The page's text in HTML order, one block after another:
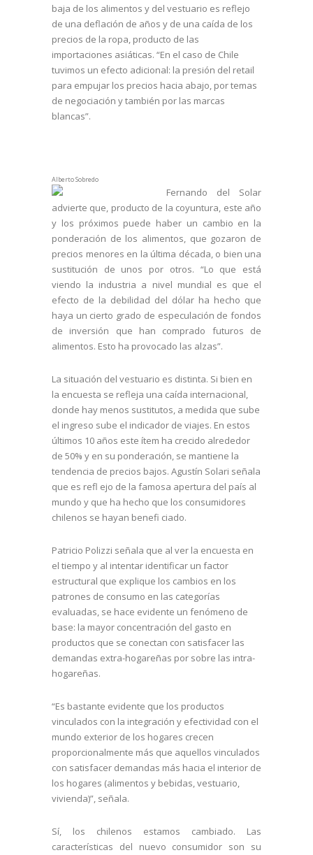
baja de los alimentos y del vestuario es reflejo
de una deflación de años y de una caída de los
precios de la ropa, producto de las
importaciones asiáticas. “En el caso de Chile
tuvimos un efecto adicional: la presión del retail
para empujar los precios hacia abajo, por temas
de negociación y también por las marcas
blancas”.
Alberto Sobredo
Fernando del Solar
advierte que, producto de la coyuntura, este año
y los próximos puede haber un cambio en la
ponderación de los alimentos, que gozaron de
precios menores en la última década, o bien una
sustitución de unos por otros. “Lo que está
viendo la industria a nivel mundial es que el
efecto de la debilidad del dólar ha hecho que
haya un cierto grado de especulación de fondos
de inversión que han comprado futuros de
alimentos. Esto ha provocado las alzas”.
La situación del vestuario es distinta. Si bien en
la encuesta se refleja una caída internacional,
donde hay menos sustitutos, a medida que sube
el ingreso sube el indicador de viajes. En estos
últimos 10 años este ítem ha crecido alrededor
de 50% y en su ponderación, se mantiene la
tendencia de precios bajos. Agustín Solari señala
que es refl ejo de la famosa apertura del país al
mundo y que ha hecho que los consumidores
chilenos se hayan benefi ciado.
Patricio Polizzi señala que al ver la encuesta en
el tiempo y al intentar identificar un factor
estructural que explique los cambios en los
patrones de consumo en las categorías
evaluadas, se hace evidente un fenómeno de
base: la mayor concentración del gasto en
productos que se conectan con satisfacer las
demandas extra-hogareñas por sobre las intra-
hogareñas.
“Es bastante evidente que los productos
vinculados con la integración y efectividad con el
mundo exterior de los hogares crecen
proporcionalmente más que aquellos vinculados
con satisfacer demandas más hacia el interior de
los hogares (alimentos y bebidas, vestuario,
vivienda)”, señala.
Sí, los chilenos estamos cambiado. Las
características del nuevo consumidor son su